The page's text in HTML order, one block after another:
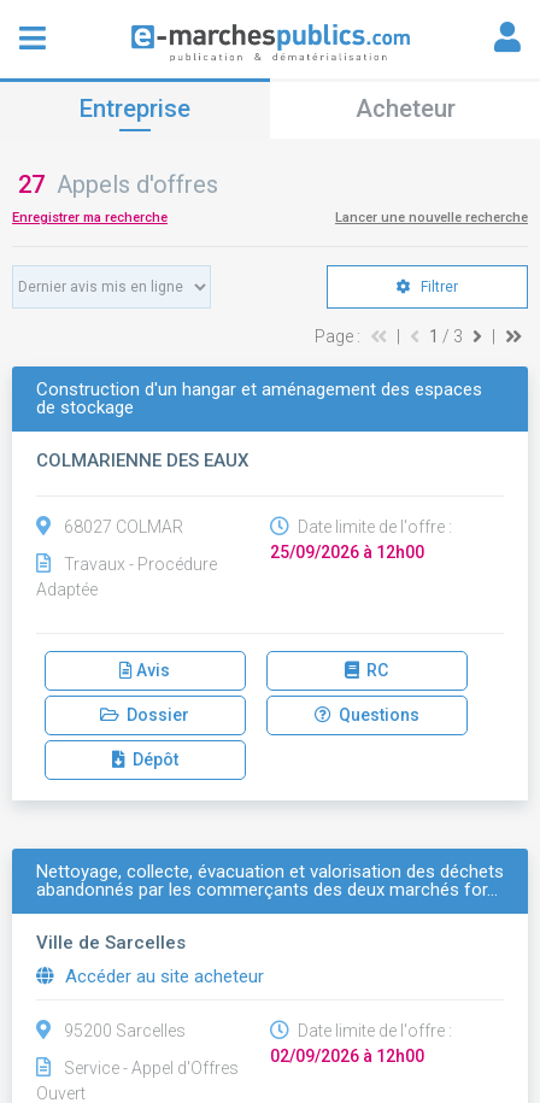
Entreprise Acheteur
27 Appels d'offres
Enregistrer ma recherche Lancer une nouvelle recherche
Filtrer
Page : 1 / 3
Construction d'un hangar et aménagement des espaces
de stockage
COLMARIENNE DES EAUX
68027 COLMAR
Travaux - Procédure
Adaptée
Date limite de l'offre :
25/09/2026 à 12h00
Avis RC
Dossier Questions
Dépôt
Nettoyage, collecte, évacuation et valorisation des déchets
abandonnés par les commerçants des deux marchés for…
Ville de Sarcelles
Accéder au site acheteur
95200 Sarcelles
Service - Appel d'Offres
Ouvert
Date limite de l'offre :
02/09/2026 à 12h00